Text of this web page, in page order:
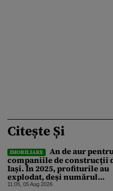
Citește Și
IMOBILIARE
An de aur
companiile de construcții
Iași. În 2025, profiturile au
explodat, deși numărul
angajaților a scăzut
11:05, 05 Aug 2026